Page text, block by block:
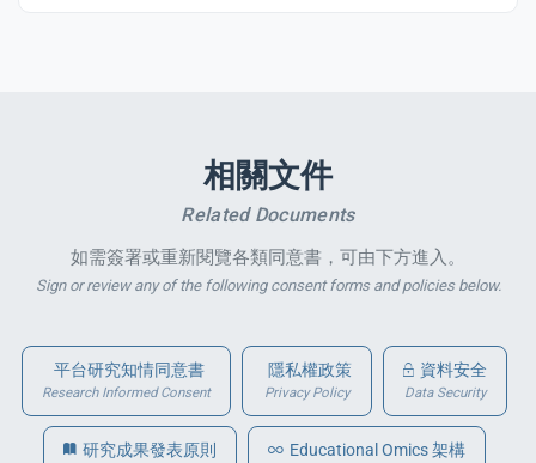
相關文件
Related Documents
如需簽署或重新閱覽各類同意書，可由下方進入。
Sign or review any of the following consent forms and policies below.
平台研究知情同意書
Research Informed Consent
隱私權政策
Privacy Policy
資料安全
Data Security
研究成果發表原則 Educational Omics 架構